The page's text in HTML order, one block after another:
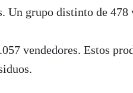
Un grupo distinto de
vendedores. Estos